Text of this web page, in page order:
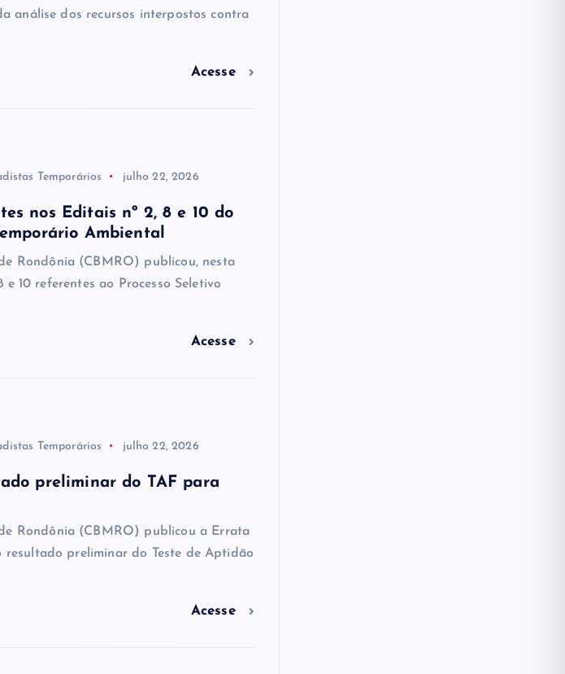
análise dos recursos interpostos contra
Acesse
Temporários julho 22, 2026
nos Editais nº 2, 8 e 10 do
Ambiental
Rondônia (CBMRO) publicou, nesta
10 referentes ao Processo Seletivo
Acesse
Temporários julho 22, 2026
preliminar do TAF para
Rondônia (CBMRO) publicou a Errata
resultado preliminar do Teste de Aptidão
Acesse